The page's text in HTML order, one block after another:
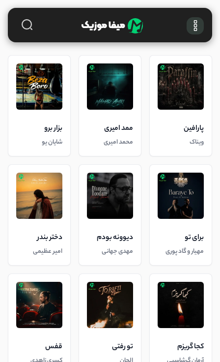
پارافین
ویناک
ممد امیری
محمد امیری
بزار برو
شایان یو
برای تو
مهیار و گاد پوری
دیوونه بودم
مهدی جهانی
دختر بندر
امیر عظیمی
کجا گریزم تو رفتی قفس